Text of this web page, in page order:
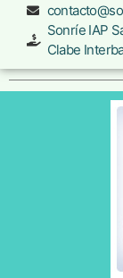
Sonríe IAP
Clabe